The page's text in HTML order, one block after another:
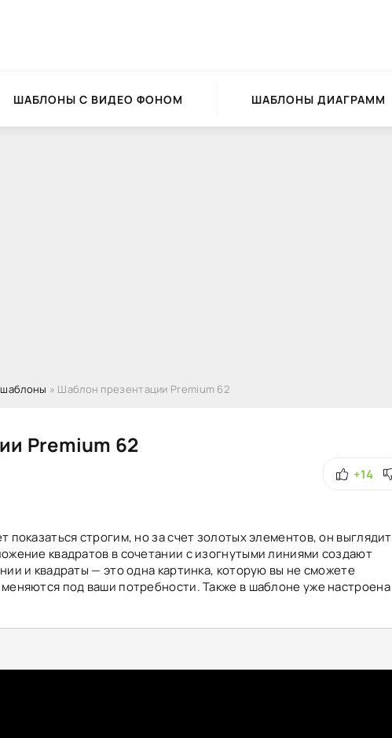
ШАБЛОНЫ С ВИДЕО ФОНОМ ШАБЛОНЫ ДИАГРАММ
» Шаблон презентации Premium 62
Premium 62
+14
строгим, но за счет золотых элементов, он выглядит
квадратов в сочетании с изогнутыми линиями создают
и квадраты — это одна картинка, которую вы не сможете
под ваши потребности. Также в шаблоне уже настроена